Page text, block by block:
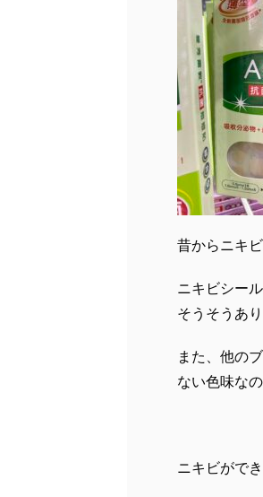
昔からニキ
ニキビシー
そうそうあり
また、他の
ない色味な
ニキビがで